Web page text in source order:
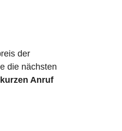
der
die nächsten
kurzen Anruf